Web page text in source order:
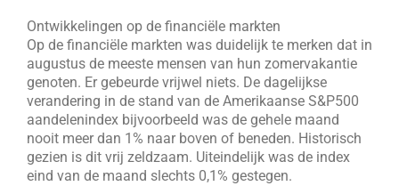
Ontwikkelingen op de financiële markten
Op de financiële markten was duidelijk te merken dat in
augustus de meeste mensen van hun zomervakantie
genoten. Er gebeurde vrijwel niets. De dagelijkse
verandering in de stand van de Amerikaanse S&P500
aandelenindex bijvoorbeeld was de gehele maand
nooit meer dan 1% naar boven of beneden. Historisch
gezien is dit vrij zeldzaam. Uiteindelijk was de index
eind van de maand slechts 0,1% gestegen.